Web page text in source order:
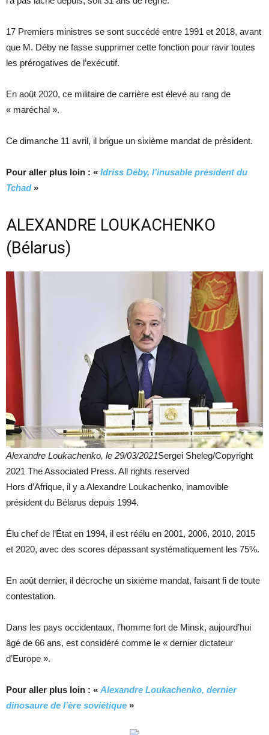
17 Premiers ministres se sont succédé entre 1991 et 2018, avant
que M. Déby ne fasse supprimer cette fonction pour ravir toutes
les prérogatives de l’exécutif.
En août 2020, ce militaire de carrière est élevé au rang de
« maréchal ».
Ce dimanche 11 avril, il brigue un sixième mandat de président.
Pour aller plus loin : « Idriss Déby, l’inusable président du
Tchad»
ALEXANDRE LOUKACHENKO
(Bélarus)
Alexandre Loukachenko, le 29/03/2021Sergei Sheleg/Copyright
2021 The Associated Press. All rights reserved
Hors d’Afrique, il y a Alexandre Loukachenko, inamovible
président du Bélarus depuis 1994.
Élu chef de l’État en 1994, il est réélu en 2001, 2006, 2010, 2015
et 2020, avec des scores dépassant systématiquement les 75%.
En août dernier, il décroche un sixième mandat, faisant fi de toute
contestation.
Dans les pays occidentaux, l’homme fort de Minsk, aujourd’hui
âgé de 66 ans, est considéré comme le « dernier dictateur
d’Europe ».
Pour aller plus loin : « Alexandre Loukachenko, dernier
dinosaure de l’ère soviétique »